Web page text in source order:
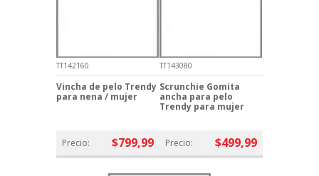
TT142160
Vincha de pelo Trendy
para nena / mujer
Precio: $799,99
TT143080
Scrunchie Gomita
ancha para pelo
Trendy para mujer
Precio: $499,99